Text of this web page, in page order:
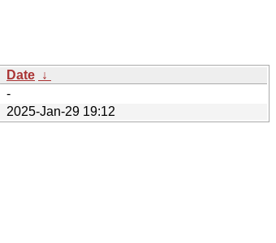
Date ↓
-
2025-Jan-29 19:12